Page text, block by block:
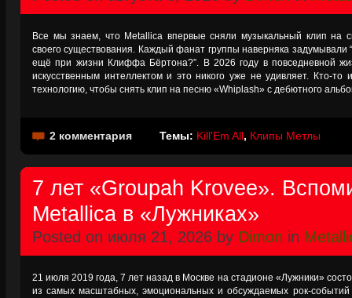
Все мы знаем, что Metallica впервые сняли музыкальный клип на
своего существования. Каждый фанат группы наверняка
ещё при жизни Клиффа Бёртона?”. В 2026 году в повседневной
искусственным интеллектом и это никого уже не удивляет. Кто-
технологию, чтобы снять клип на песню «Whiplash» с дебютного
2 комментария Темы: Kill'Em All, Клипы Метлы
7 лет «Groupah Krovee».
Metallica в «Лужниках»
Posted on июля 21, 2026 by Dimon in
21 июля 2019 года, 7 лет назад в Москве на стадионе «Лужники»
из самых масштабных, эмоциональных и обсуждаемых рок-